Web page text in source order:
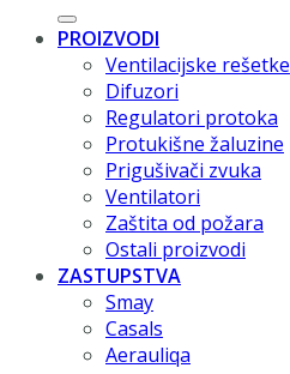
PROIZVODI
Ventilacijske rešetke
Difuzori
Regulatori protoka
Protukišne žaluzine
Prigušivači zvuka
Ventilatori
Zaštita od požara
Ostali proizvodi
ZASTUPSTVA
Smay
Casals
Aerauliqa